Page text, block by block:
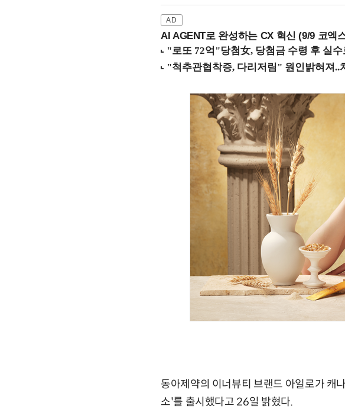
AI AGENT로 완성하는 CX 혁신 (9/9 코엑
동아제약의 이너뷰티 브랜드 아일로가 캐
소'를 출시했다고 26일 밝혔다.